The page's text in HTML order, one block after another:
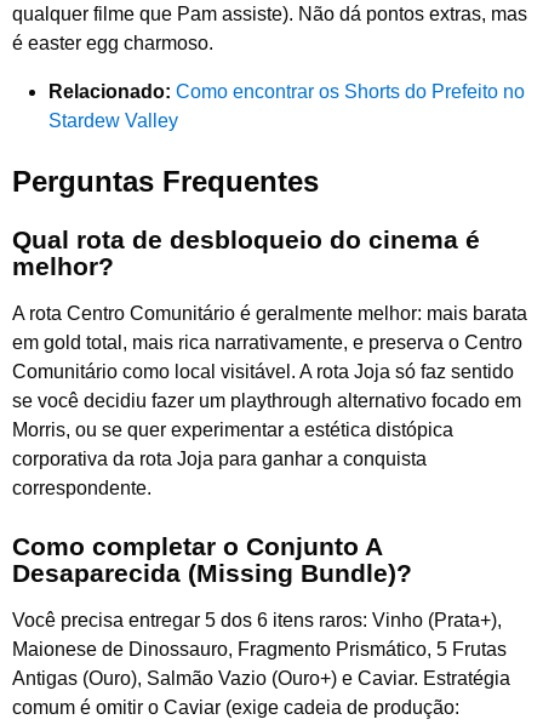
qualquer filme que Pam assiste). Não dá pontos extras, mas
é easter egg charmoso.
Relacionado: Como encontrar os Shorts do Prefeito no
Stardew Valley
Perguntas Frequentes
Qual rota de desbloqueio do cinema é
melhor?
A rota Centro Comunitário é geralmente melhor: mais barata
em gold total, mais rica narrativamente, e preserva o Centro
Comunitário como local visitável. A rota Joja só faz sentido
se você decidiu fazer um playthrough alternativo focado em
Morris, ou se quer experimentar a estética distópica
corporativa da rota Joja para ganhar a conquista
correspondente.
Como completar o Conjunto A
Desaparecida (Missing Bundle)?
Você precisa entregar 5 dos 6 itens raros: Vinho (Prata+),
Maionese de Dinossauro, Fragmento Prismático, 5 Frutas
Antigas (Ouro), Salmão Vazio (Ouro+) e Caviar. Estratégia
comum é omitir o Caviar (exige cadeia de produção: